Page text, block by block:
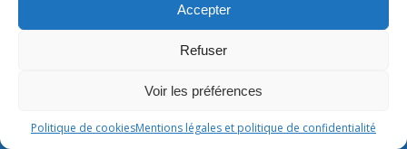
Accepter
Refuser
Voir les préférences
Politique de cookiesMentions légales et politique de confidentialité
Retour au début